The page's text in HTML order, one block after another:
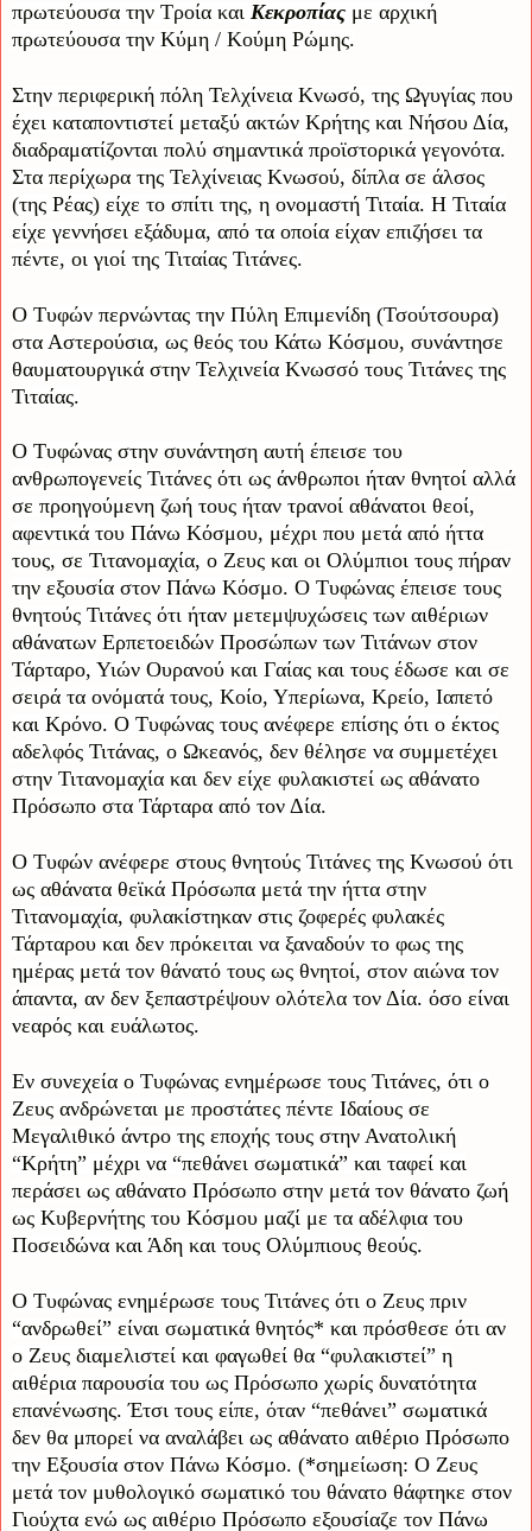
πρωτεύουσα την Τροία και Κεκροπίας με αρχική
πρωτεύουσα την Κύμη / Κούμη Ρώμης.
Στην περιφερική πόλη Τελχίνεια Κνωσό, της Ωγυγίας που
έχει καταποντιστεί μεταξύ ακτών Κρήτης και Νήσου Δία,
διαδραματίζονται πολύ σημαντικά προϊστορικά γεγονότα.
Στα περίχωρα της Τελχίνειας Κνωσού, δίπλα σε άλσος
(της Ρέας) είχε το σπίτι της, η ονομαστή Τιταία. Η Τιταία
είχε γεννήσει εξάδυμα, από τα οποία είχαν επιζήσει τα
πέντε, οι γιοί της Τιταίας Τιτάνες.
Ο Τυφών περνώντας την Πύλη Επιμενίδη (Τσούτσουρα)
στα Αστερούσια, ως θεός του Κάτω Κόσμου, συνάντησε
θαυματουργικά στην Τελχινεία Κνωσσό τους Τιτάνες της
Τιταίας.
Ο Τυφώνας στην συνάντηση αυτή έπεισε του
ανθρωπογενείς Τιτάνες ότι ως άνθρωποι ήταν θνητοί αλλά
σε προηγούμενη ζωή τους ήταν τρανοί αθάνατοι θεοί,
αφεντικά του Πάνω Κόσμου, μέχρι που μετά από ήττα
τους, σε Τιτανομαχία, ο Ζευς και οι Ολύμπιοι τους πήραν
την εξουσία στον Πάνω Κόσμο. Ο Τυφώνας έπεισε τους
θνητούς Τιτάνες ότι ήταν μετεμψυχώσεις των αιθέριων
αθάνατων Ερπετοειδών Προσώπων των Τιτάνων στον
Τάρταρο, Υιών Ουρανού και Γαίας και τους έδωσε και σε
σειρά τα ονόματά τους, Κοίο, Υπερίωνα, Κρείο, Ιαπετό
και Κρόνο. Ο Τυφώνας τους ανέφερε επίσης ότι ο έκτος
αδελφός Τιτάνας, ο Ωκεανός, δεν θέλησε να συμμετέχει
στην Τιτανομαχία και δεν είχε φυλακιστεί ως αθάνατο
Πρόσωπο στα Τάρταρα από τον Δία.
Ο Τυφών ανέφερε στους θνητούς Τιτάνες της Κνωσού ότι
ως αθάνατα θεϊκά Πρόσωπα μετά την ήττα στην
Τιτανομαχία, φυλακίστηκαν στις ζοφερές φυλακές
Τάρταρου και δεν πρόκειται να ξαναδούν το φως της
ημέρας μετά τον θάνατό τους ως θνητοί, στον αιώνα τον
άπαντα, αν δεν ξεπαστρέψουν ολότελα τον Δία. όσο είναι
νεαρός και ευάλωτος.
Εν συνεχεία ο Τυφώνας ενημέρωσε τους Τιτάνες, ότι ο
Ζευς ανδρώνεται με προστάτες πέντε Ιδαίους σε
Μεγαλιθικό άντρο της εποχής τους στην Ανατολική
“Κρήτη” μέχρι να “πεθάνει σωματικά” και ταφεί και
περάσει ως αθάνατο Πρόσωπο στην μετά τον θάνατο ζωή
ως Κυβερνήτης του Κόσμου μαζί με τα αδέλφια του
Ποσειδώνα και Άδη και τους Ολύμπιους θεούς.
Ο Τυφώνας ενημέρωσε τους Τιτάνες ότι ο Ζευς πριν
“ανδρωθεί” είναι σωματικά θνητός* και πρόσθεσε ότι αν
ο Ζευς διαμελιστεί και φαγωθεί θα “φυλακιστεί” η
αιθέρια παρουσία του ως Πρόσωπο χωρίς δυνατότητα
επανένωσης. Έτσι τους είπε, όταν “πεθάνει” σωματικά
δεν θα μπορεί να αναλάβει ως αθάνατο αιθέριο Πρόσωπο
την Εξουσία στον Πάνω Κόσμο. (*σημείωση: Ο Ζευς
μετά τον μυθολογικό σωματικό του θάνατο θάφτηκε στον
Γιούχτα ενώ ως αιθέριο Πρόσωπο εξουσίαζε τον Πάνω